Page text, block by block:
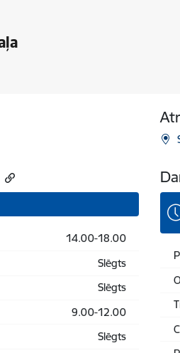
14.00-18.00
Slēgts
Slēgts
9.00-12.00
Slēgts